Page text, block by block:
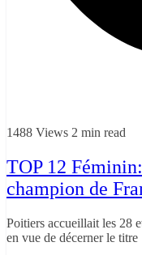
1488 Views 2 min read
TOP 12
champion de
Poitiers accueillait les 28
en vue de décerner le titre